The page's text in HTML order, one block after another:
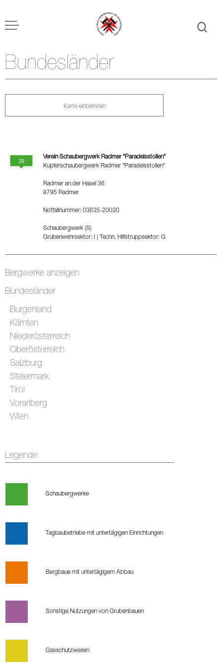
Bundesländer
Karte einblenden
Bergwerke anzeigen
Bundesländer
Burgenland
Kärnten
Niederösterreich
Oberösterreich
Salzburg
Steiermark
Tirol
Vorarlberg
Wien
Legende
Schaubergwerke
Tagbaubetriebe mit untertägigen Einrichtungen
Bergbaue mit untertägigem Abbau
Sonstige Nutzungen von Grubenbauen
Gasschutzwesen
Verein Schaubergwerk Radmer "Paradeisstollen"
Kupferschaubergwerk Radmer "Paradeisstollen"
Radmer an der Hasel 36
8795 Radmer
Notfallnummer: 03635-20030
Schaubergwerk (S)
Grubenwehrsektor: I
Techn. Hilfstruppsektor: G